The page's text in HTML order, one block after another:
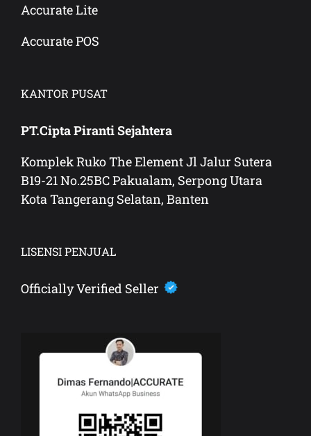
Accurate Lite
Accurate POS
KANTOR PUSAT
PT.Cipta Piranti Sejahtera
Komplek Ruko The Element Jl Jalur Sutera
B19-21 No.25BC Pakualam, Serpong Utara
Kota Tangerang Selatan, Banten
LISENSI PENJUAL
Officially Verified Seller